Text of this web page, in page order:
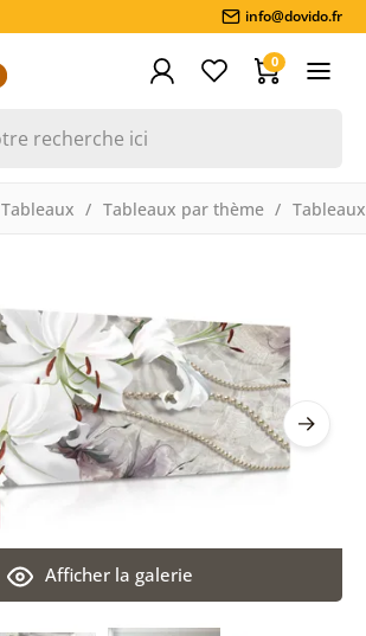
info@dovido.fr
0
Tableaux Tableaux par thème
Afficher la galerie